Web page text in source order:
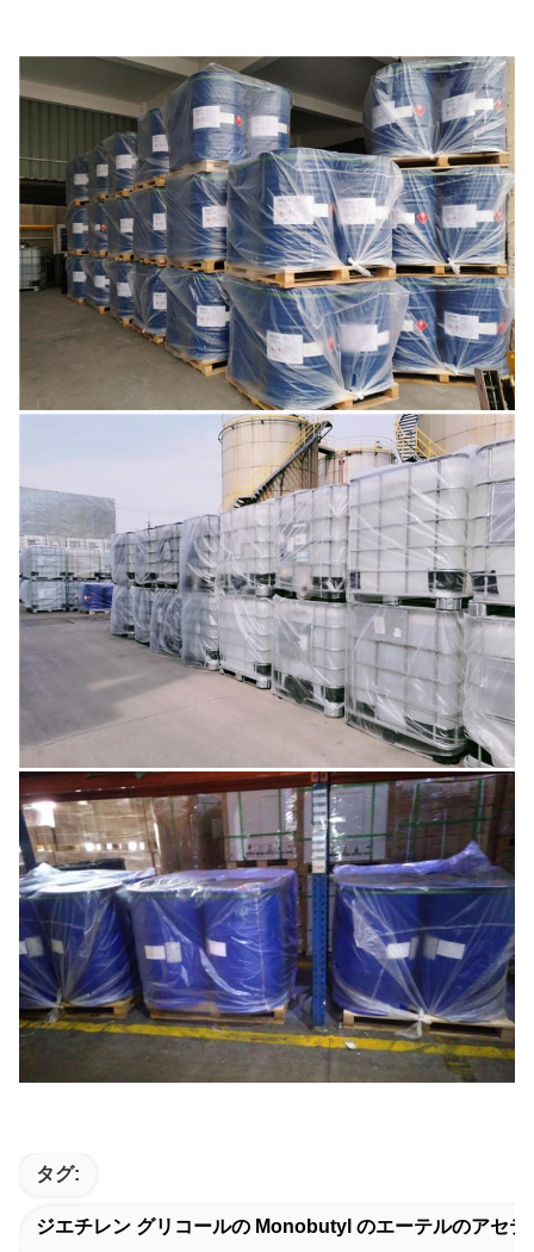
タグ:
ジエチレン グリコールの Monobutyl のエーテルのアセテ